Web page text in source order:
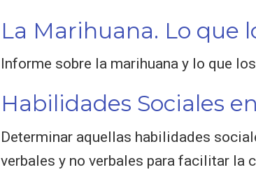
La Marihuana. Lo que
Informe sobre la marihuana y lo que
Habilidades Sociales
Determinar aquellas habilidades
verbales y no verbales para facilitar la